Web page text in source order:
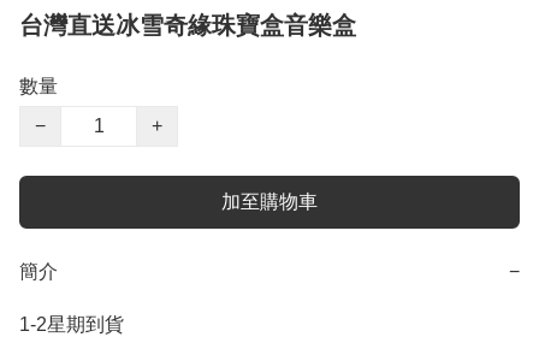
台灣直送冰雪奇緣珠寶盒音樂盒
數量
−
+
加至購物車
簡介 −
1-2星期到貨